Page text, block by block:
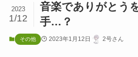
音楽でありがとう
手…？
2023
1/12
その他 2023年1月12日 2号さん